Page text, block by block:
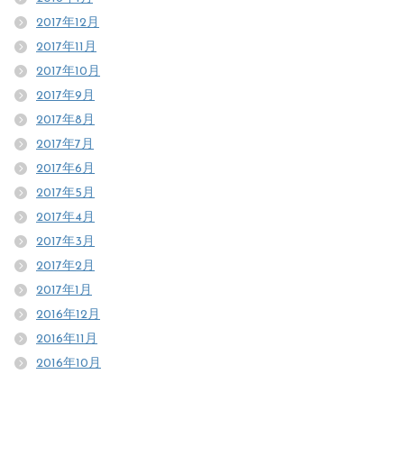
2017年12月
2017年11月
2017年10月
2017年9月
2017年8月
2017年7月
2017年6月
2017年5月
2017年4月
2017年3月
2017年2月
2017年1月
2016年12月
2016年11月
2016年10月